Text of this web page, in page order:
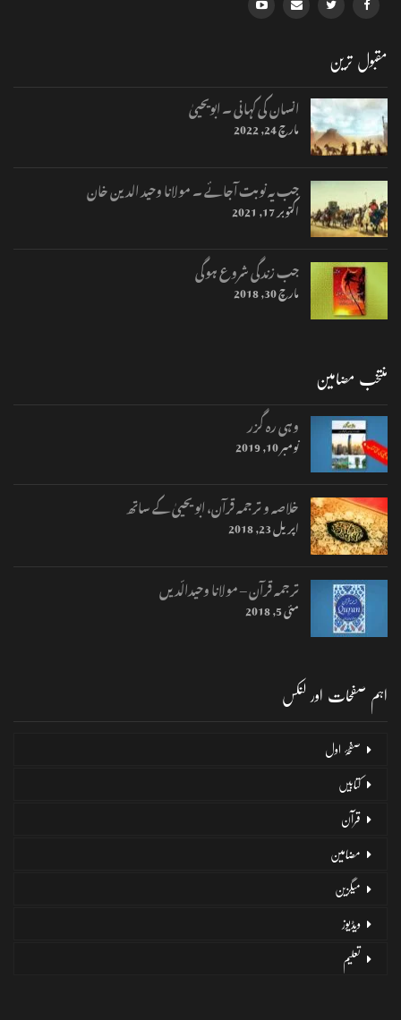
مقبول ترین
انسان کی کہانی ۔ ابویحییٰ
مارچ 24, 2022
جب یہ نوبت آجائے ۔ مولانا وحید الدین خان
اکتوبر 17, 2021
جب زندگی شروع ہوگی
مارچ 30, 2018
منتخب مضامین
وہی رہ گزر
نومبر 10, 2019
خلاصہ و ترجمہ قرآن، ابو یحییٰ کے ساتھ
اپریل 23, 2018
ترجمہ قرآن – مولانا وحیدالّدیں
مئی 5, 2018
اہم صفحات اور لنکس
صفحۂ اول
کتابیں
قرآن
مضامین
میگزین
ویڈیوز
تعلیم